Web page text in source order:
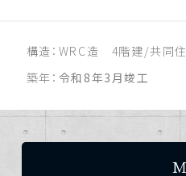
構造： WRC造 4階建/共同住
築年： 令和8年3月竣工